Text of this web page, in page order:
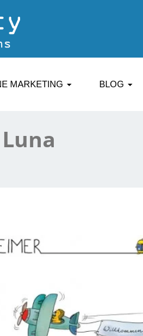
MARKETING BLOG
Luna